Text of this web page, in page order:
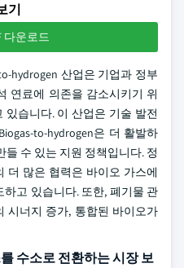
기
다운로드
hydrogen 산업은 기업과 정부
연료에 의존을 감소시키기 위
습니다. 이 산업은 기술 발전
to-hydrogen은 더 활발하
수 있는 지원 정책입니다. 정
더 많은 협력은 바이오 가스에
고 있습니다. 또한, 폐기물 관
시너지 증가, 통합된 바이오가
수소로 전환하는 시장 보